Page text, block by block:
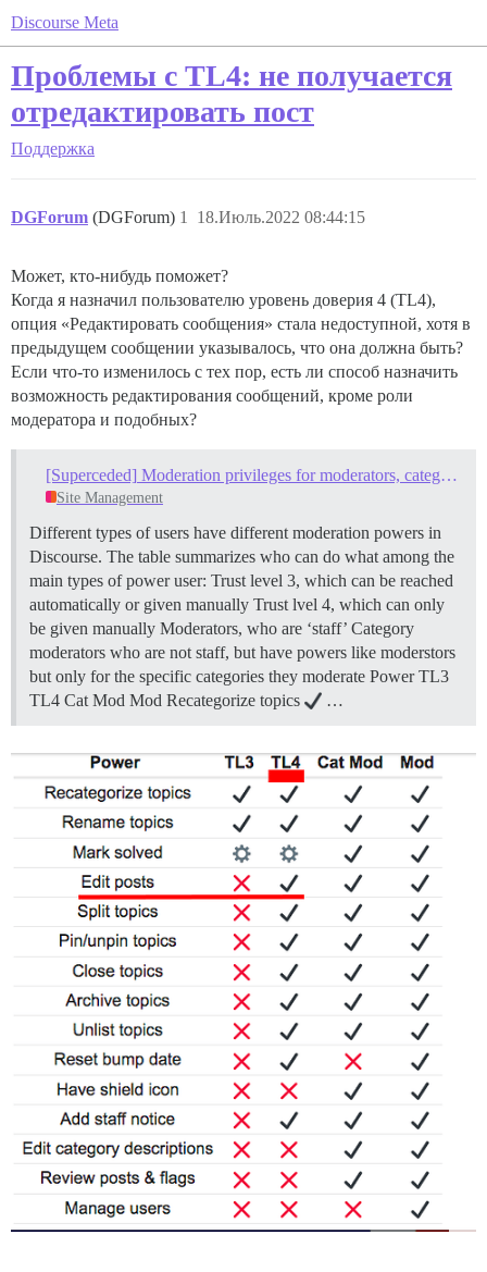
Discourse Meta
Проблемы с TL4: не получается
отредактировать пост
Поддержка
DGForum (DGForum) 18.Июль.2022 08:44:15
1
Может, кто-нибудь поможет?
Когда я назначил пользователю уровень доверия 4 (TL4),
опция «Редактировать сообщения» стала недоступной, хотя в
предыдущем сообщении указывалось, что она должна быть?
Если что-то изменилось с тех пор, есть ли способ назначить
возможность редактирования сообщений, кроме роли
модератора и подобных?
[Superceded] Moderation privileges for moderators, category moderators and TL3+ users
Site Management
Different types of users have different moderation powers in
Discourse. The table summarizes who can do what among the
main types of power user: Trust level 3, which can be reached
automatically or given manually Trust lvel 4, which can only
be given manually Moderators, who are ‘staff’ Category
moderators who are not staff, but have powers like moderstors
but only for the specific categories they moderate Power TL3
TL4 Cat Mod Mod Recategorize topics
…